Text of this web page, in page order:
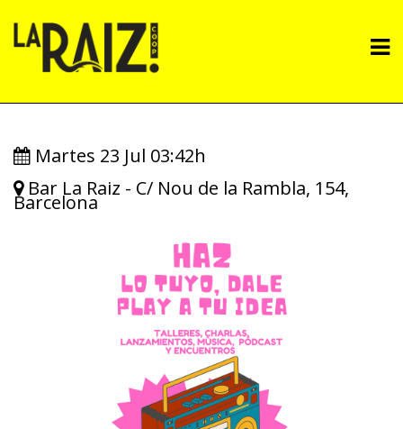
contenido
principal
Martes 23 Jul 03:42h
Bar La Raiz - C/ Nou de la Rambla, 154,
Barcelona